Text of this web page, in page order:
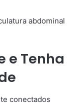
abdominal
e Tenha
conectados